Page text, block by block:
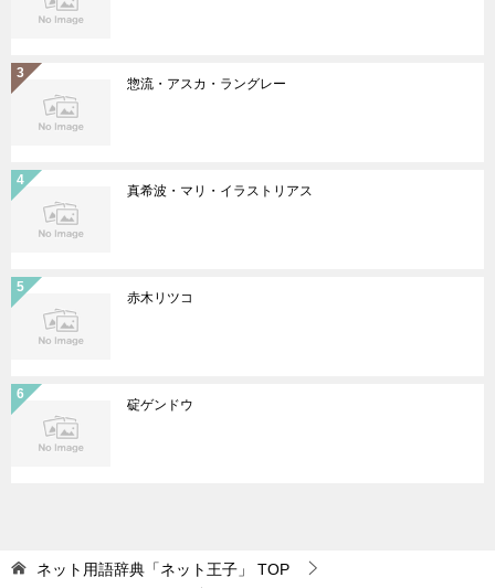
惣流・アスカ・ラングレー
真希波・マリ・イラストリアス
赤木リツコ
碇ゲンドウ
ネット用語辞典「ネット王子」
TOP